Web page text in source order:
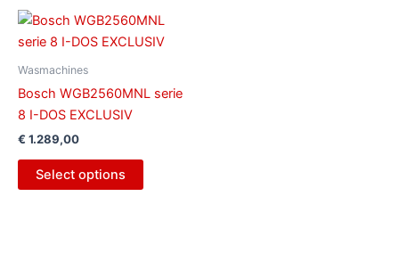
Wasmachines
Bosch WGB2560MNL serie
8 I-DOS EXCLUSIV
€ 1.289,00
Select options